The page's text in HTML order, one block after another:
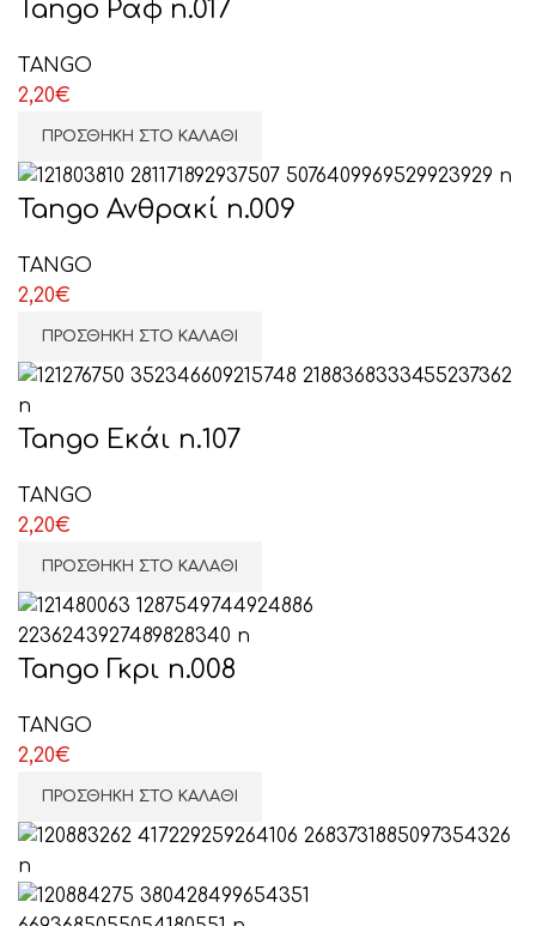
Tango Ραφ n.017
TANGO
2,20€
ΠΡΟΣΘΉΚΗ ΣΤΟ ΚΑΛΆΘΙ
Tango Ανθρακί n.009
TANGO
2,20€
ΠΡΟΣΘΉΚΗ ΣΤΟ ΚΑΛΆΘΙ
Tango Εκάι n.107
TANGO
2,20€
ΠΡΟΣΘΉΚΗ ΣΤΟ ΚΑΛΆΘΙ
Tango Γκρι n.008
TANGO
2,20€
ΠΡΟΣΘΉΚΗ ΣΤΟ ΚΑΛΆΘΙ